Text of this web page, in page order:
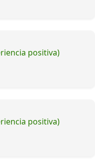
positiva)
positiva)